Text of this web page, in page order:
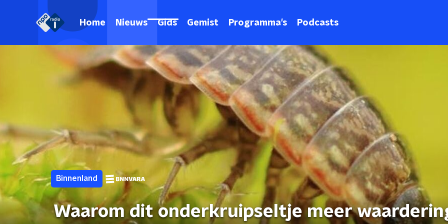
Home Nieuws Gids Gemist Programma's Podcasts
Binnenland
Waarom dit onderkruipseltje meer